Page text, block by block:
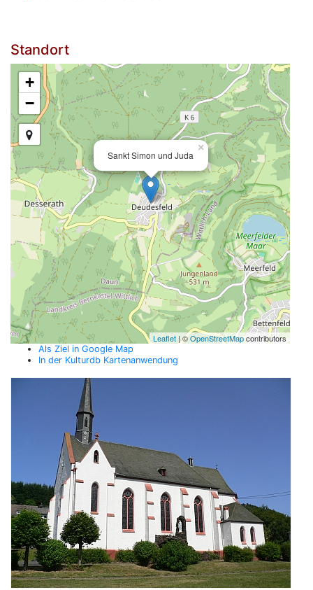
Standort
Sankt Simon und Juda
×
+
−
Leaflet | ©OpenStreetMapcontributors
Als Ziel in Google Map
In der Kulturdb Kartenanwendung